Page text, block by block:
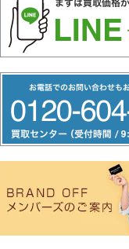
リ
ー
ヤ